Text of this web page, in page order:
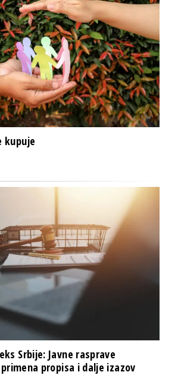
kupuje
Srbije: Javne rasprave
propisa i dalje izazov